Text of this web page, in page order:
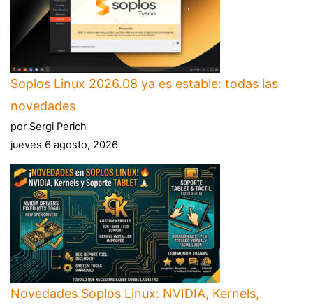
Soplos Linux 2026.08 ya es estable: todas las
novedades
por Sergi Perich
jueves 6 agosto, 2026
Novedades Soplos Linux: NVIDIA, Kernels,